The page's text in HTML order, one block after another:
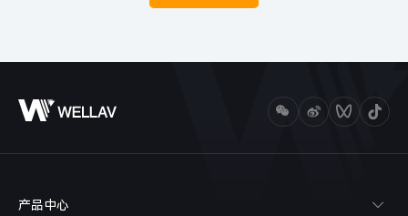
产品中心